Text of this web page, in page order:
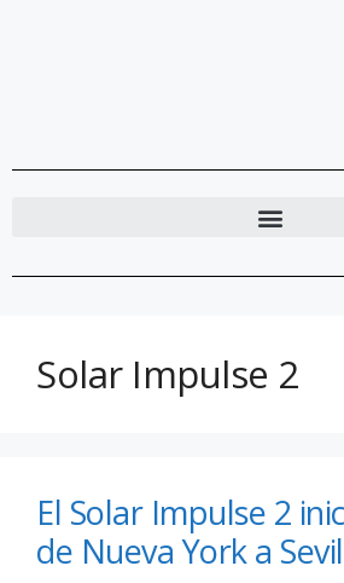
Solar Impulse 2
El Solar Impulse 2
de Nueva York a